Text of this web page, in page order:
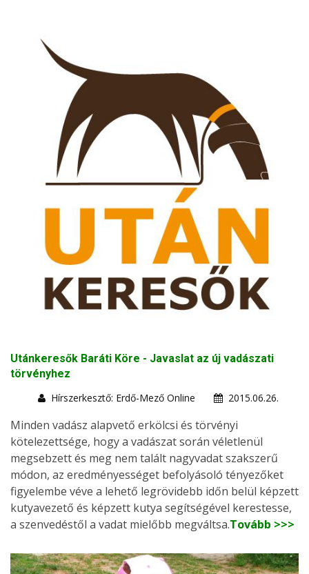
Utánkeresők Baráti Köre - Javaslat az új vadászati
törvényhez
Hírszerkesztő: Erdő-Mező Online
2015.06.26.
Minden vadász alapvető erkölcsi és törvényi
kötelezettsége, hogy a vadászat során véletlenül
megsebzett és meg nem talált nagyvadat szakszerű
módon, az eredményességet befolyásoló tényezőket
figyelembe véve a lehető legrövidebb időn belül képzett
kutyavezető és képzett kutya segítségével kerestesse,
a szenvedéstől a vadat mielőbb megváltsa.Tovább >>>